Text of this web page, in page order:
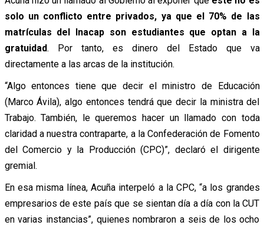
solo un conflicto entre privados, ya que el 70% de las
matrículas del Inacap son estudiantes que optan a la
gratuidad. Por tanto, es dinero del Estado que va
directamente a las arcas de la institución.
“Algo entonces tiene que decir el ministro de Educación
(Marco Ávila), algo entonces tendrá que decir la ministra del
Trabajo. También, le queremos hacer un llamado con toda
claridad a nuestra contraparte, a la Confederación de Fomento
del Comercio y la Producción (CPC)”, declaró el dirigente
gremial.
En esa misma línea, Acuña interpeló a la CPC, “a los grandes
empresarios de este país que se sientan día a día con la CUT
en varias instancias”, quienes nombraron a seis de los ocho